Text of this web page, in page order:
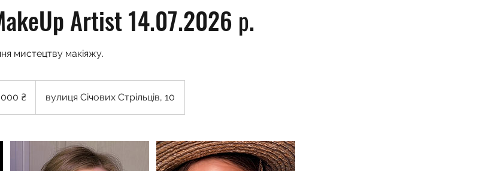
Artist 14.07.2026 р.
мистецтву макіяжу.
₴ вулиця Січових Стрільців, 10